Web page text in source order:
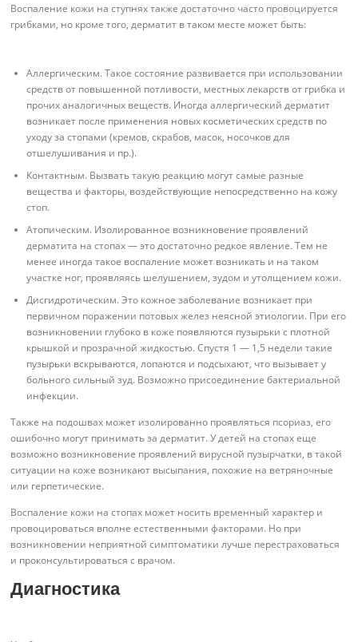
Воспаление кожи на ступнях также достаточно часто провоцируется
грибками, но кроме того, дерматит в таком месте может быть:
Аллергическим. Такое состояние развивается при использовании
средств от повышенной потливости, местных лекарств от грибка и
прочих аналогичных веществ. Иногда аллергический дерматит
возникает после применения новых косметических средств по
уходу за стопами (кремов, скрабов, масок, носочков для
отшелушивания и пр.).
Контактным. Вызвать такую реакцию могут самые разные
вещества и факторы, воздействующие непосредственно на кожу
стоп.
Атопическим. Изолированное возникновение проявлений
дерматита на стопах — это достаточно редкое явление. Тем не
менее иногда такое воспаление может возникать и на таком
участке ног, проявляясь шелушением, зудом и утолщением кожи.
Дисгидротическим. Это кожное заболевание возникает при
первичном поражении потовых желез неясной этиологии. При его
возникновении глубоко в коже появляются пузырьки с плотной
крышкой и прозрачной жидкостью. Спустя 1 — 1,5 недели такие
пузырьки вскрываются, лопаются и подсыхают, что вызывает у
больного сильный зуд. Возможно присоединение бактериальной
инфекции.
Также на подошвах может изолированно проявляться псориаз, его
ошибочно могут принимать за дерматит. У детей на стопах еще
возможно возникновение проявлений вирусной пузырчатки, в такой
ситуации на коже возникают высыпания, похожие на ветряночные
или герпетические.
Воспаление кожи на стопах может носить временный характер и
провоцироваться вполне естественными факторами. Но при
возникновении неприятной симптоматики лучше перестраховаться
и проконсультироваться с врачом.
Диагностика